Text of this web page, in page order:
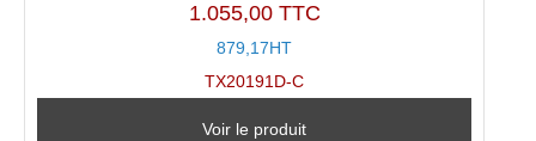
1.055,00 TTC
879,17HT
TX20191D-C
Voir le produit